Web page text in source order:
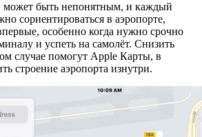
может быть непонятным, и каждый
сориентироваться в аэропорте,
особенно когда нужно срочно
и успеть на самолёт. Снизить
случае помогут Apple Карты, в
строение аэропорта изнутри.